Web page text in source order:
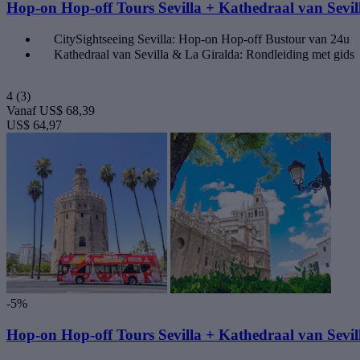
Hop-on Hop-off Tours Sevilla + Kathedraal van
CitySightseeing Sevilla: Hop-on Hop-off Bustour van 24u
Kathedraal van Sevilla & La Giralda: Rondleiding met gids
4 (3)
Vanaf US$ 68,39
US$ 64,97
-5%
Hop-on Hop-off Tours Sevilla + Kathedraal van